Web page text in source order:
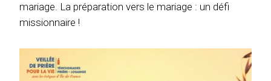
mariage. La préparation vers le mariage : un défi
missionnaire !